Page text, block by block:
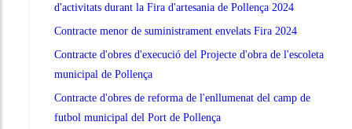
d'activitats durant la Fira d'artesania de Pollença 2024
Contracte menor de suministrament envelats Fira 2024
Contracte d'obres d'execució del Projecte d'obra de l'escoleta
municipal de Pollença
Contracte d'obres de reforma de l'enllumenat del camp de
futbol municipal del Port de Pollença